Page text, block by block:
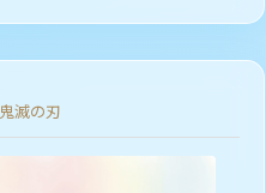
鬼滅の刃